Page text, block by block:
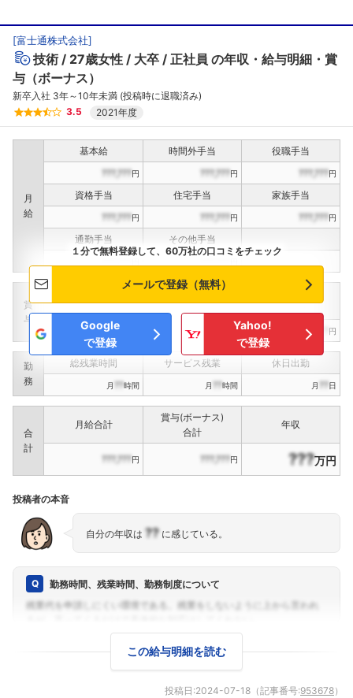
[富士通株式会社]
技術 27歳女性 大卒 正社員 の年収・給与明細・賞
与（ボーナス）
新卒入社 3年～10年未満 (投稿時に退職済み)
3.5
2021年度
月
給
基本給 時間外手当
役職手当
???,???円 ???,???円 ???,???円
資格手当 住宅手当
家族手当
???,???円 ???,???円 ???,???円
通勤手当
その他手当
賞
与
インセンティブ賞与
決算賞与
???,??? ???,??? 円 ???,??? 円
勤
務
総残業時間 サービス残業 休日出勤
月 ??時間 月 ??時間 月 ??日
合
計
月給合計
賞与(ボーナス)
合計
年収
???,???円 ???,???円 ???万円
１分で無料登録して、60万社の口コミをチェック
メールで登録（無料）
Google
で登録
Yahoo!
で登録
投稿者の本音
自分の年収は ??に感じている。
勤務時間、残業時間、勤務制度について
この給与明細を読む
投稿日:2024-07-18 （記事番号:953678）